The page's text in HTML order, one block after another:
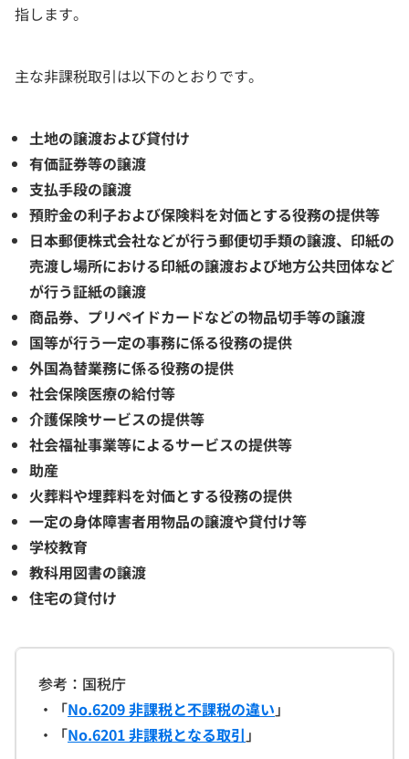
指します。
主な非課税取引は以下のとおりです。
土地の譲渡および貸付け
有価証券等の譲渡
支払手段の譲渡
預貯金の利子および保険料を対価とする役務の提供等
日本郵便株式会社などが行う郵便切手類の譲渡、印紙の
売渡し場所における印紙の譲渡および地方公共団体など
が行う証紙の譲渡
商品券、プリペイドカードなどの物品切手等の譲渡
国等が行う一定の事務に係る役務の提供
外国為替業務に係る役務の提供
社会保険医療の給付等
介護保険サービスの提供等
社会福祉事業等によるサービスの提供等
助産
火葬料や埋葬料を対価とする役務の提供
一定の身体障害者用物品の譲渡や貸付け等
学校教育
教科用図書の譲渡
住宅の貸付け
参考：国税庁
・「No.6209 非課税と不課税の違い 」
・「No.6201 非課税となる取引 」